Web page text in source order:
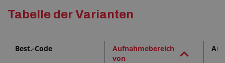
Tabelle der Varianten
Best.-Code
Aufnahmebereich
von